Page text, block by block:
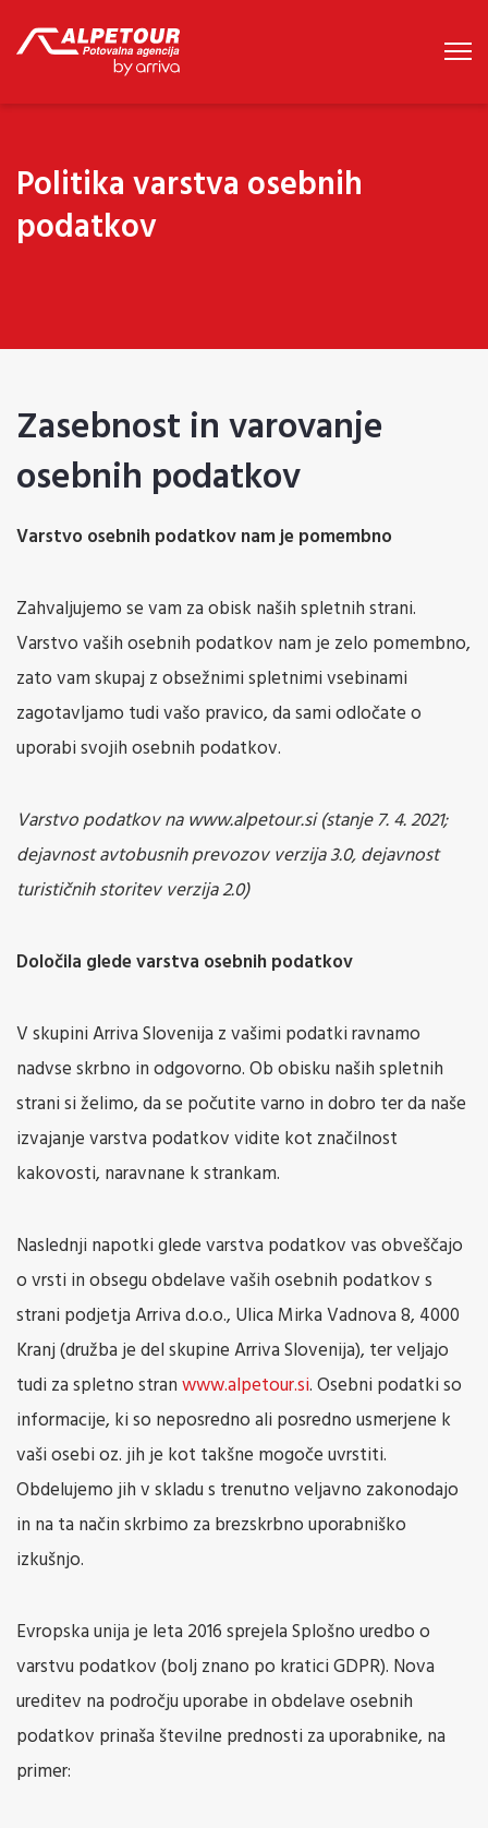
Politika varstva osebnih
podatkov
Zasebnost in varovanje
osebnih podatkov
Varstvo osebnih podatkov nam je pomembno
Zahvaljujemo se vam za obisk naših spletnih strani.
Varstvo vaših osebnih podatkov nam je zelo pomembno,
zato vam skupaj z obsežnimi spletnimi vsebinami
zagotavljamo tudi vašo pravico, da sami odločate o
uporabi svojih osebnih podatkov.
Varstvo podatkov na www.alpetour.si (stanje 7. 4. 2021;
dejavnost avtobusnih prevozov verzija 3.0, dejavnost
turističnih storitev verzija 2.0)
Določila glede varstva osebnih podatkov
V skupini Arriva Slovenija z vašimi podatki ravnamo
nadvse skrbno in odgovorno. Ob obisku naših spletnih
strani si želimo, da se počutite varno in dobro ter da naše
izvajanje varstva podatkov vidite kot značilnost
kakovosti, naravnane k strankam.
Naslednji napotki glede varstva podatkov vas obveščajo
o vrsti in obsegu obdelave vaših osebnih podatkov s
strani podjetja Arriva d.o.o., Ulica Mirka Vadnova 8, 4000
Kranj (družba je del skupine Arriva Slovenija), ter veljajo
tudi za spletno stranwww.alpetour.si. Osebni podatki so
informacije, ki so neposredno ali posredno usmerjene k
vaši osebi oz. jih je kot takšne mogoče uvrstiti.
Obdelujemo jih v skladu s trenutno veljavno zakonodajo
in na ta način skrbimo za brezskrbno uporabniško
izkušnjo.
Evropska unija je leta 2016 sprejela Splošno uredbo o
varstvu podatkov (bolj znano po kratici GDPR). Nova
ureditev na področju uporabe in obdelave osebnih
podatkov prinaša številne prednosti za uporabnike, na
primer: